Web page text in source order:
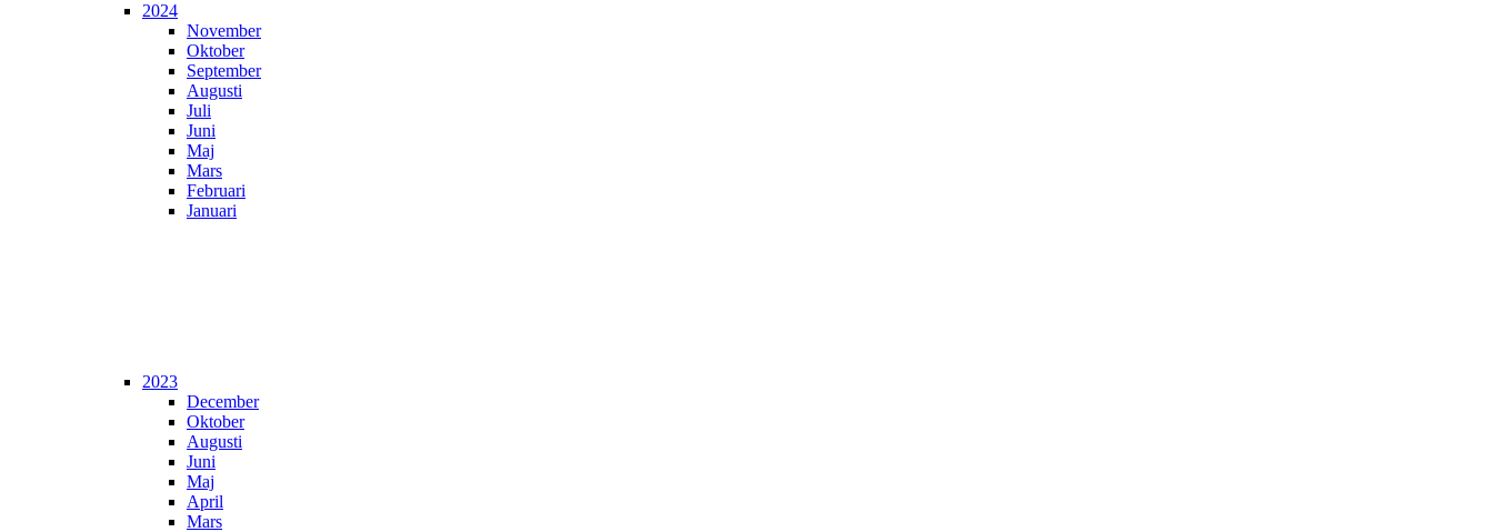
2024
November
Oktober
September
Augusti
Juli
Juni
Maj
Mars
Februari
Januari
2023
December
Oktober
Augusti
Juni
Maj
April
Mars